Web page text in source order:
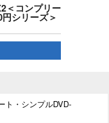
＜コンプリー
シリーズ＞
ト・シンプルDVD‐